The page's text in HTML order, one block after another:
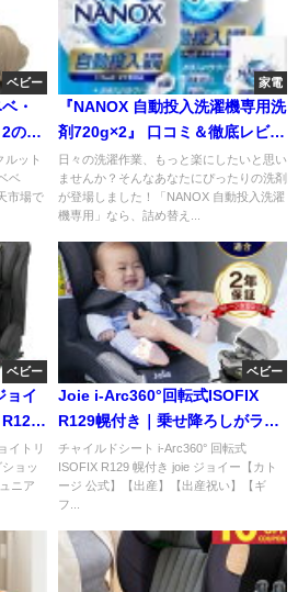
ベビー
・
の魅
ルット
ベ
市場で
家電
『NANOX 自動投入洗濯機専用洗
剤720g×2』 口コミ＆徹底レビュ
ー
日々の洗濯作業、もっと楽にしたいと思い
ませんか？そんなあなたにぴったりの洗剤
が登場しました！「NANOX 自動投入洗濯
機専用」なら、詰め替え...
ベビー
ョイ
R129
イトリ
ョッ
ニア
ベビー
Joie i-Arc360°回転式ISOFIX
R129幌付き｜乗せ降ろしがラク
な注目シート
チャイルドシート i-Arc360° 回転式
ISOFIX R129 幌付き joie ジョイー【カト
ージ 公式】【出産】【出産祝い】【ギ
フ...